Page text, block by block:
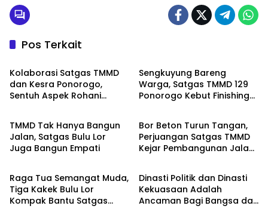
Pos Terkait
Serba-Serbi
Kolaborasi Satgas TMMD
dan Kesra Ponorogo,
Sentuh Aspek Rohani
Sengkuyung Bareng
Warga, Satgas TMMD 129
Ponorogo Kebut Finishing
Serba-Serbi
TMMD Tak Hanya Bangun
Jalan, Satgas Bulu Lor
Juga Bangun Empati
Serba-Serbi
Bor Beton Turun Tangan,
Perjuangan Satgas TMMD
Kejar Pembangunan Jalan
Serba-Serbi
Raga Tua Semangat Muda,
Tiga Kakek Bulu Lor
Kompak Bantu Satgas
Serba-Serbi
Dinasti Politik dan Dinasti
Kekuasaan Adalah
Ancaman Bagi Bangsa dan